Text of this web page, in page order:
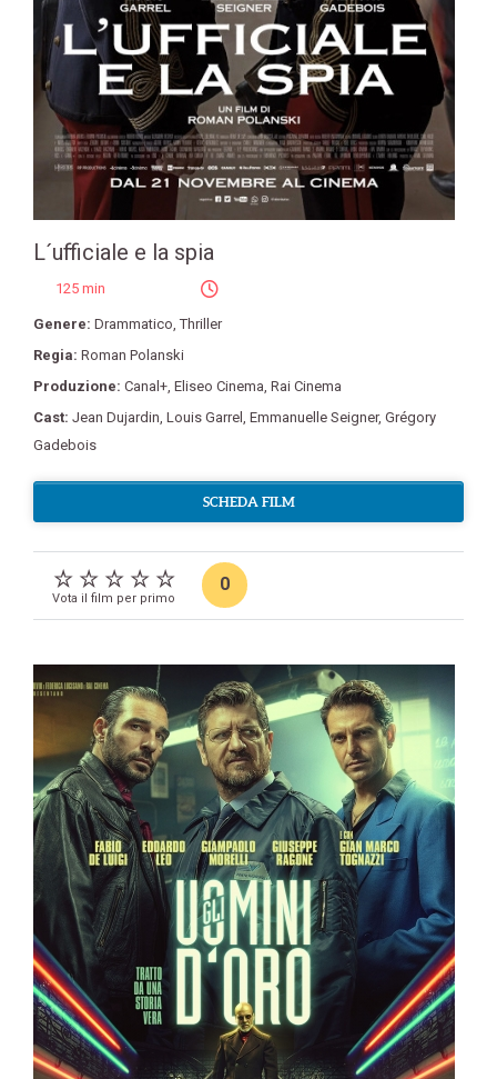
L´ufficiale e la spia
125 min
Genere: Drammatico ,Thriller
Regia: Roman Polanski
Produzione: Canal+ Eliseo Cinema Rai Cinema
Cast: Jean Dujardin Louis Garrel Emmanuelle Seigner, Grégory
Gadebois
SCHEDA FILM
Vota il film per primo
0